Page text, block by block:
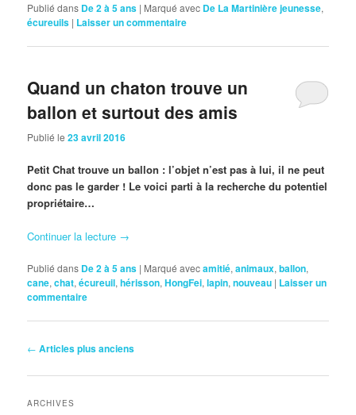
Publié dans De 2 à 5 ans | Marqué avec De La Martinière jeunesse,
écureuils | Laisser un commentaire
Quand un chaton trouve un
ballon et surtout des amis
Publié le23 avril 2016
Petit Chat trouve un ballon : l’objet n’est pas à lui, il ne peut
donc pas le garder ! Le voici parti à la recherche du potentiel
propriétaire…
Continuer la lecture →
Publié dans De 2 à 5 ans | Marqué avecamitié,animaux,ballon,
cane,chat,écureuil,hérisson,HongFei,lapin,nouveau | Laisser un
commentaire
Navigation
articles
← Articles plus anciens
ARCHIVES